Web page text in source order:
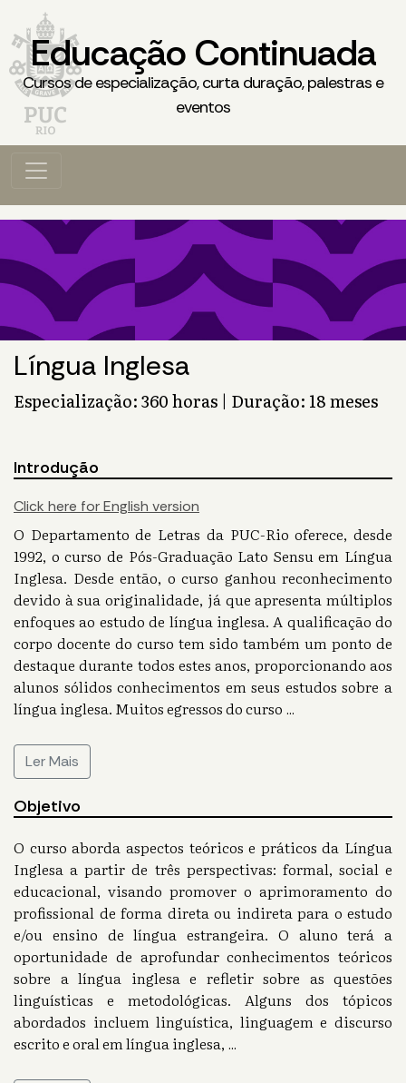
Educação Continuada
Cursos de especialização, curta duração, palestras e
eventos
Língua Inglesa
Especialização: 360 horas | Duração: 18 meses
Introdução
Click here for English version
O Departamento de Letras da PUC-Rio oferece, desde
1992, o curso de Pós-Graduação Lato Sensu em Língua
Inglesa. Desde então, o curso ganhou reconhecimento
devido à sua originalidade, já que apresenta múltiplos
enfoques ao estudo de língua inglesa. A qualificação do
corpo docente do curso tem sido também um ponto de
destaque durante todos estes anos, proporcionando aos
alunos sólidos conhecimentos em seus estudos sobre a
língua inglesa. Muitos egressos do curso ...
Ler Mais
Objetivo
O curso aborda aspectos teóricos e práticos da Língua
Inglesa a partir de três perspectivas: formal, social e
educacional, visando promover o aprimoramento do
profissional de forma direta ou indireta para o estudo
e/ou ensino de língua estrangeira. O aluno terá a
oportunidade de aprofundar conhecimentos teóricos
sobre a língua inglesa e refletir sobre as questões
linguísticas e metodológicas. Alguns dos tópicos
abordados incluem linguística, linguagem e discurso
escrito e oral em língua inglesa, ...